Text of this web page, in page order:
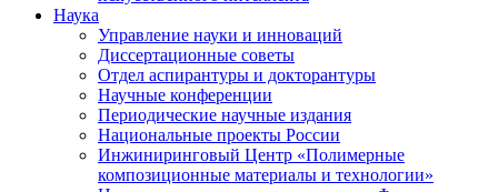
Наука
Управление науки и инноваций
Диссертационные советы
Отдел аспирантуры и докторантуры
Научные конференции
Периодические научные издания
Национальные проекты России
Инжиниринговый Центр «Полимерные
композиционные материалы и технологии»